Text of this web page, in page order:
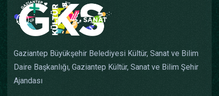
Gaziantep Büyükşehir Belediyesi Kültür, Sanat ve Bilim
Daire Başkanlığı, Gaziantep Kültür, Sanat ve Bilim Şehir
Ajandası